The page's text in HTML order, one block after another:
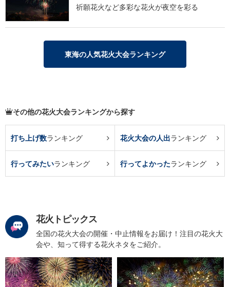
祈願花火など多彩な花火が夜空を彩る
東海の人気花火大会ランキング
その他の花火大会ランキングから探す
打ち上げ数ランキング 花火大会の人出ランキング
行ってみたいランキング 行ってよかったランキング
花火トピックス
全国の花火大会の開催・中止情報をお届け！注目の花火大
会や、知って得する花火ネタをご紹介。